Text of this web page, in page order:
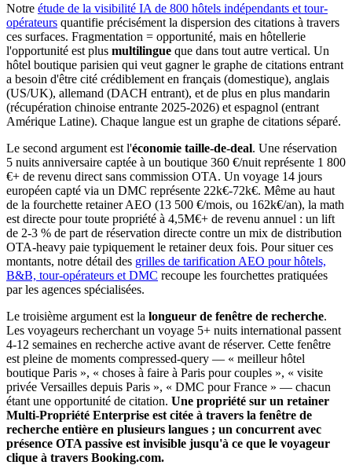
Notre étude de la visibilité IA de 800 hôtels indépendants et tour-
opérateurs quantifie précisément la dispersion des citations à travers
ces surfaces. Fragmentation = opportunité, mais en hôtellerie
l'opportunité est plus multilingue que dans tout autre vertical. Un
hôtel boutique parisien qui veut gagner le graphe de citations entrant
a besoin d'être cité crédiblement en français (domestique), anglais
(US/UK), allemand (DACH entrant), et de plus en plus mandarin
(récupération chinoise entrante 2025-2026) et espagnol (entrant
Amérique Latine). Chaque langue est un graphe de citations séparé.
Le second argument est l'économie taille-de-deal. Une réservation
5 nuits anniversaire captée à un boutique 360 €/nuit représente 1 800
€+ de revenu direct sans commission OTA. Un voyage 14 jours
européen capté via un DMC représente 22k€-72k€. Même au haut
de la fourchette retainer AEO (13 500 €/mois, ou 162k€/an), la math
est directe pour toute propriété à 4,5M€+ de revenu annuel : un lift
de 2-3 % de part de réservation directe contre un mix de distribution
OTA-heavy paie typiquement le retainer deux fois. Pour situer ces
montants, notre détail des grilles de tarification AEO pour hôtels,
B&B, tour-opérateurs et DMC recoupe les fourchettes pratiquées
par les agences spécialisées.
Le troisième argument est la longueur de fenêtre de recherche.
Les voyageurs recherchant un voyage 5+ nuits international passent
4-12 semaines en recherche active avant de réserver. Cette fenêtre
est pleine de moments compressed-query — « meilleur hôtel
boutique Paris », « choses à faire à Paris pour couples », « visite
privée Versailles depuis Paris », « DMC pour France » — chacun
étant une opportunité de citation. Une propriété sur un retainer
Multi-Propriété Enterprise est citée à travers la fenêtre de
recherche entière en plusieurs langues ; un concurrent avec
présence OTA passive est invisible jusqu'à ce que le voyageur
clique à travers Booking.com.